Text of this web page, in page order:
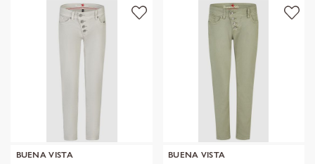
BUENA VISTA
BUENA VISTA